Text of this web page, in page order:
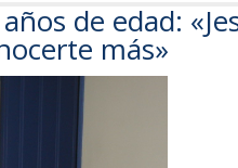
de edad:
más»